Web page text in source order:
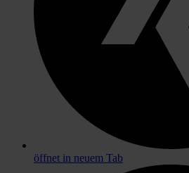
öffnet in neuem Tab